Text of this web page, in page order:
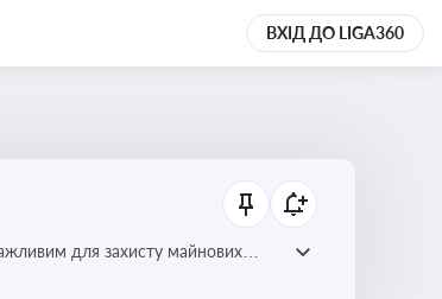
ВХІД ДО LIGA360
для захисту майнових